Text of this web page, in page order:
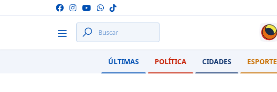
ÚLTIMAS POLÍTICA CIDADES ESPORTE